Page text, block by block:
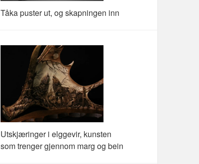
Tåka puster ut, og skapningen inn
Utskjæringer i elggevir, kunsten
som trenger gjennom marg og bein